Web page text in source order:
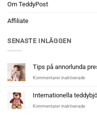
Om TeddyPost
Affiliate
SENASTE INLÄGGEN
Tips på annorlunda
Kommentarer inaktiveradeför
på
Internationella
Kommentarer inaktiveradeför